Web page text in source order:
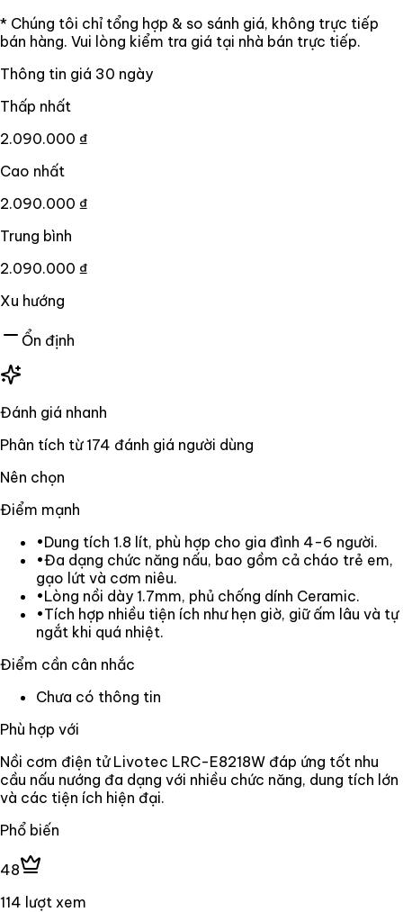
* Chúng tôi chỉ tổng hợp & so sánh giá, không trực tiếp
bán hàng. Vui lòng kiểm tra giá tại nhà bán trực tiếp.
Thông tin giá 30 ngày
Thấp nhất
2.090.000 ₫
Cao nhất
2.090.000 ₫
Trung bình
2.090.000 ₫
Xu hướng
Ổn định
Đánh giá nhanh
Phân tích từ174 đánh giá người dùng
Nên chọn
Điểm mạnh
•Dung tích 1.8 lít, phù hợp cho gia đình 4-6 người.
•Đa dạng chức năng nấu, bao gồm cả cháo trẻ em,
gạo lứt và cơm niêu.
•Lòng nồi dày 1.7mm, phủ chống dính Ceramic.
•Tích hợp nhiều tiện ích như hẹn giờ, giữ ấm lâu và tự
ngắt khi quá nhiệt.
Điểm cần cân nhắc
Chưa có thông tin
Phù hợp với
Nồi cơm điện tử Livotec LRC-E8218W đáp ứng tốt nhu
cầu nấu nướng đa dạng với nhiều chức năng, dung tích lớn
và các tiện ích hiện đại.
Phổ biến
48
114 lượt xem